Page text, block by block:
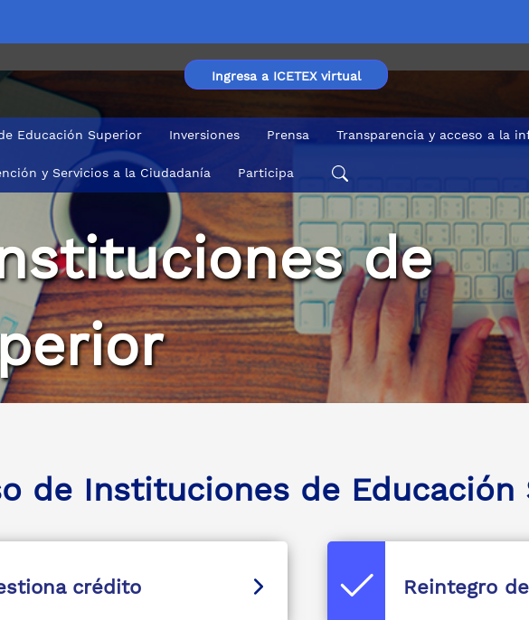
Ingresa a ICETEX virtual
Educación Superior Inversiones Prensa Transparencia y acceso a la
y Servicios a la Ciudadanía Participa
de
de Instituciones de Educación
crédito Reintegro